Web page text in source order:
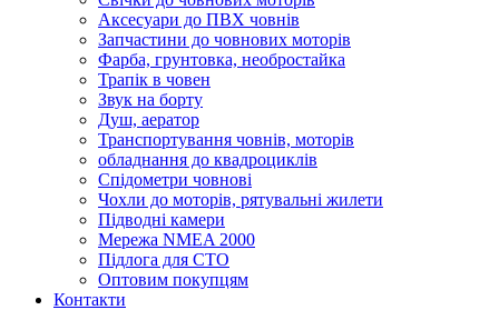
Аксесуари до ПВХ човнів
Запчастини до човнових моторів
Фарба, грунтовка, необростайка
Трапік в човен
Звук на борту
Душ, аератор
Транспортування човнів, моторів
обладнання до квадроциклів
Спідометри човнові
Чохли до моторів, рятувальні жилети
Підводні камери
Мережа NMEA 2000
Підлога для СТО
Оптовим покупцям
Контакти